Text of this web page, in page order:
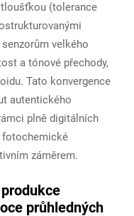
(tolerance
velkého
a tónové přechody,
Tato konvergence
autentického
plně digitálních
fotochemické
záměrem.
průhledných